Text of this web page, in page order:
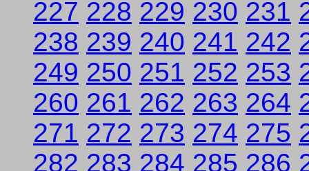
227 228 229 230 231
238 239 240 241 242
249 250 251 252 253
260 261 262 263 264
271 272 273 274 275
282 283 284 285 286